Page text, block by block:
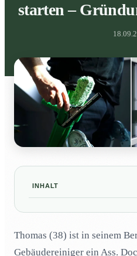
starten –
INHALT
Wasserdichter
02Kurse Pflicht für
Thomas (38) ist in seinem
Gebäudereiniger ein Ass.